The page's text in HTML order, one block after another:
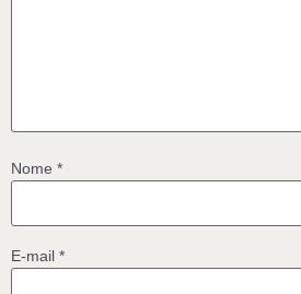
Nome *
E-mail *